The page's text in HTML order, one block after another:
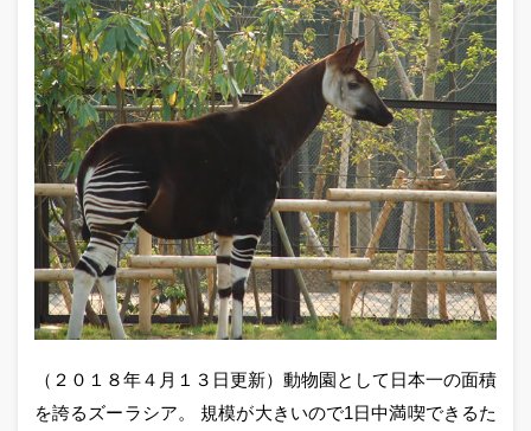
（２０１８年４月１３日更新）動物園として日本一の面積
を誇るズーラシア。 規模が大きいので1日中満喫できるた